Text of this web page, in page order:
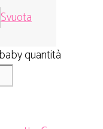
Svuota
quantità